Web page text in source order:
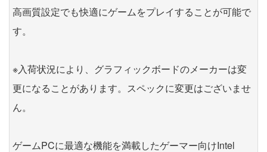
高画質設定でも快適にゲームをプレイすることが可能で
す。
※入荷状況により、グラフィックボードのメーカーは変
更になることがあります。スペックに変更はございませ
ん。
ゲームPCに最適な機能を満載したゲーマー向けIntel